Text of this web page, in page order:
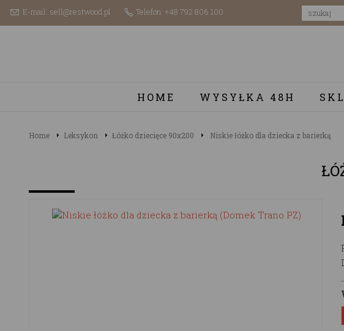
E-mail: sell@restwood.pl Telefon: +48 792 806 100
HOME WYSYŁKA 48H
Home Leksykon Łóżko dziecięce 90x200 Niskie łóżko dla dziecka z barierką